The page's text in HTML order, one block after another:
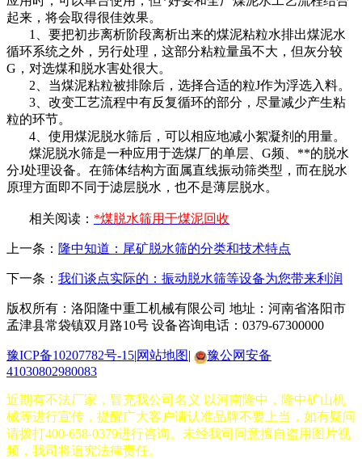
起来，将会取得很佳效果。
1
、要把初步离析阶段离析出来的煤泥粘粒水排出煤泥水
循环系统之外，另行处理，这部分粘粒量虽不大，但灰分较
G，对选煤和脱水害处很大。
2 、当煤泥粘粒被排除后，选择合适的粒J作为浮选入料。
3 、改变工艺流程中有反复循环的部分，尽量减少产生粘
粒的环节。
4 、使用煤泥脱水筛后，可以相应地减小絮凝剂的用量。
煤泥脱水筛是一种应用于选煤厂的单层、G频、**的脱水
分J处理设备。在筛体结构方面属直线振动筛类型，而在脱水
原理方面即不同于滤层脱水，也不是薄层脱水。
相关阅读： *煤脱水筛用于煤泥回收
上一条： 隆中知道：尾矿脱水筛的分类和技术特点
下一条： 我们谈点实际的：振动脱水筛等设备为您带来利润
版权所有：洛阳隆中重工机械有限公司 地址：河南省洛阳市
孟津县常袋镇双月路10号 设备咨询电话：0379-67300000
豫ICP备10207782号-15|网站地图|
豫公网安备
41030802980083
近期有不法厂家，冒充我公司名义 以河南隆中，隆中矿山机
械等进行宣传，提醒广大客户请认准品牌不要上当，如有疑问
请拨打400-658-0379进行咨询。未经我司同意擅自盗用图片视
频，我司将追究法律责任。